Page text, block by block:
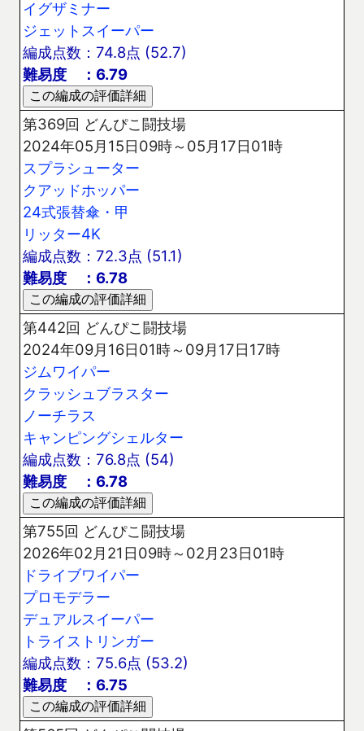
イグザミナー
ジェットスイーパー
編成点数：74.8点 (52.7)
難易度 ：6.79
第369回 どんぴこ闘技場
2024年05月15日09時～05月17日01時
スプラシューター
クアッドホッパー
24式張替傘・甲
リッター4K
編成点数：72.3点 (51.1)
難易度 ：6.78
第442回 どんぴこ闘技場
2024年09月16日01時～09月17日17時
ジムワイパー
クラッシュブラスター
ノーチラス
キャンピングシェルター
編成点数：76.8点 (54)
難易度 ：6.78
第755回 どんぴこ闘技場
2026年02月21日09時～02月23日01時
ドライブワイパー
プロモデラー
デュアルスイーパー
トライストリンガー
編成点数：75.6点 (53.2)
難易度 ：6.75